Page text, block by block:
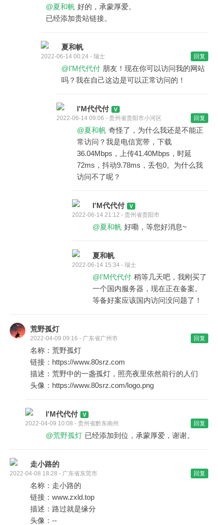
@夏和帆 好的，承蒙厚爱。
已经添加贵站链接。
夏和帆
2022-06-14 00:24 - 瑞士 回复
@I'M代代付 朋友！现在你可以访问我的网站
吗？我在自己这边是可以正常访问的！
I'M代代付
2022-06-14 09:06 - 贵州省贵阳市小河区 回复
@夏和帆 奇怪了，为什么我还是不能正
常访问？我是电信宽带，下载
36.04Mbps，上传41.40Mbps，时延
72ms，抖动9.78ms，丢包0。为什么我
访问不了呢？
I'M代代付
2022-06-14 21:12 - 贵州省贵阳市
@夏和帆 好嘞，等您好消息~
夏和帆
2022-06-14 15:34 - 瑞士
@I'M代代付 稍等几天吧，我刚买了
一个国内服务器，现在正在备案。
等备好案应该国内访问没问题了！
荒野孤灯
2022-04-09 09:16 - 广东省广州市 回复
名称：荒野孤灯
链接：https://www.80srz.com
描述：荒野中的一盏孤灯，照亮夜里依然前行的人们
头像：https://www.80srz.com/logo.png
I'M代代付
2022-04-09 10:08 - 贵州省黔东南州 回复
@荒野孤灯 已经添加到位，承蒙厚爱，谢谢。
走小路的
2022-04-08 18:28 - 广东省东莞市 回复
名称：走小路的
链接：www.zxld.top
描述：路过就是缘分
头像：--